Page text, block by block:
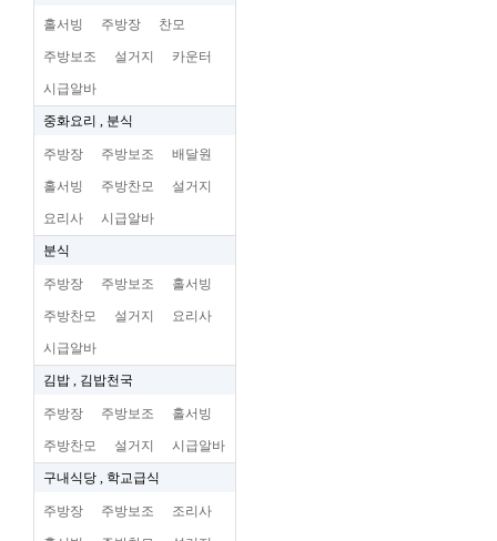
홀서빙 주방장 찬모
주방보조 설거지 카운터
시급알바
중화요리 , 분식
주방장 주방보조 배달원
홀서빙 주방찬모 설거지
요리사 시급알바
분식
주방장 주방보조 홀서빙
주방찬모 설거지 요리사
시급알바
김밥 , 김밥천국
주방장 주방보조 홀서빙
주방찬모 설거지 시급알바
구내식당 , 학교급식
주방장 주방보조 조리사